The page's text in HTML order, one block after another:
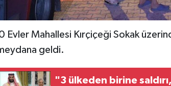
Evler Mahallesi Kırçiçeği Sokak
geldi.
"3 ülkeden birine